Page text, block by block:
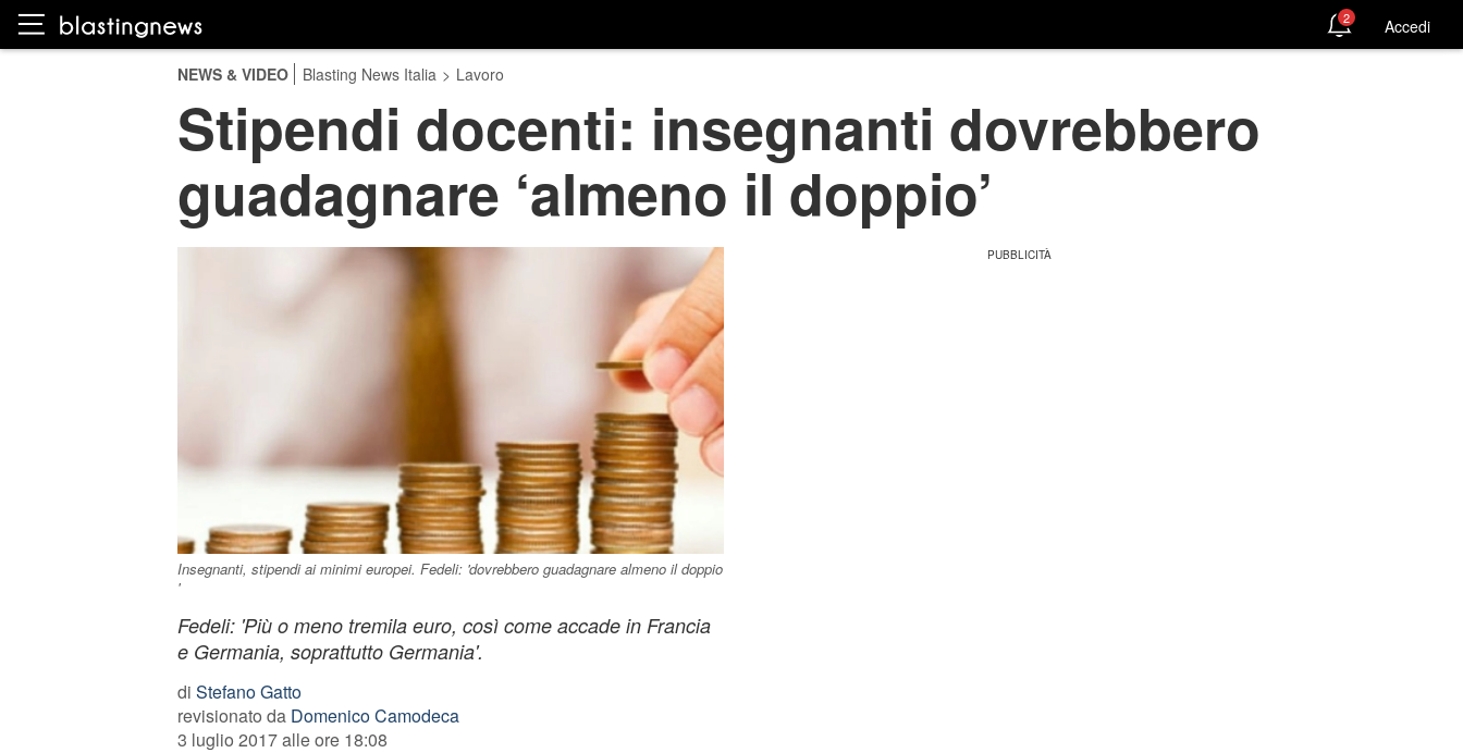
2 Accedi
NEWS & VIDEO Blasting News Italia > Lavoro
Stipendi docenti: insegnanti dovrebbero
guadagnare ‘almeno il doppio’
Insegnanti, stipendi ai minimi europei. Fedeli: 'dovrebbero guadagnare almeno il doppio
'
Fedeli: 'Più o meno tremila euro, così come accade in Francia
e Germania, soprattutto Germania'.
di Stefano Gatto
revisionato da Domenico Camodeca
3 luglio 2017 alle ore 18:08